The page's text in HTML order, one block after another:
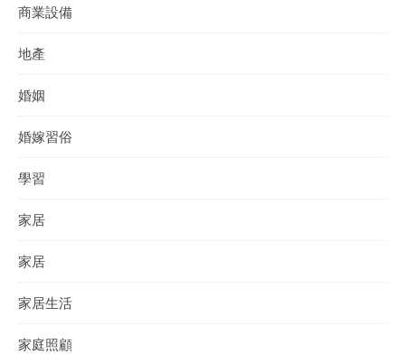
商業設備
地產
婚姻
婚嫁習俗
學習
家居
家居
家居生活
家庭照顧